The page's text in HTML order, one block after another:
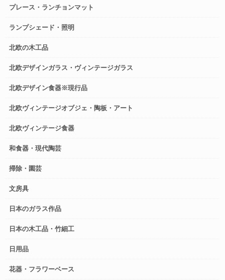
プレース・ランチョンマット
ランプシェード・照明
北欧の木工品
北欧デザインガラス・ヴィンテージガラス
北欧デザイン食器※現行品
北欧ヴィンテージオブジェ・陶板・アート
北欧ヴィンテージ食器
和食器・現代陶芸
掃除・園芸
文房具
日本のガラス作品
日本の木工品・竹細工
日用品
花器・フラワーベース